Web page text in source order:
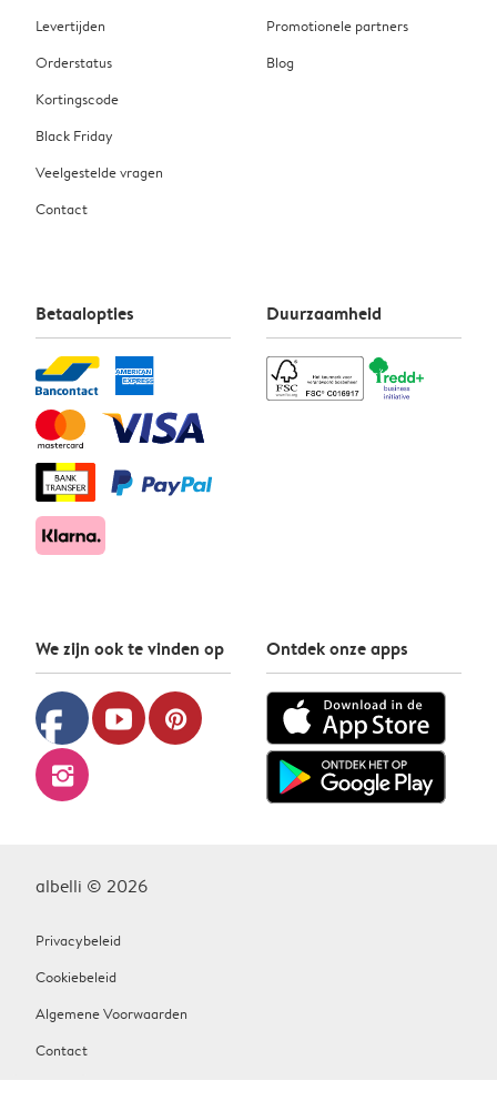
Levertijden
Orderstatus
Kortingscode
Black Friday
Veelgestelde vragen
Contact
Promotionele partners
Blog
Betaalopties Duurzaamheid
We zijn ook te vinden op
facebook youtube pinterest
instagram
Ontdek onze apps
albelli © 2026
Privacybeleid
Cookiebeleid
Algemene Voorwaarden
Contact